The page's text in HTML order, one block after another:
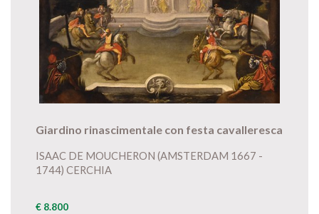
Giardino rinascimentale con festa cavalleresca
ISAAC DE MOUCHERON (AMSTERDAM 1667 -
1744) CERCHIA
€ 8.800